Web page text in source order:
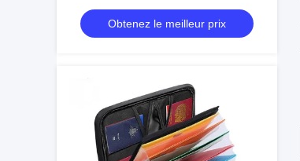
températures élevées, sac de
rangement pour fichiers A4 pour les
entreprises et les ménages, étanche à
Obtenez le meilleur prix